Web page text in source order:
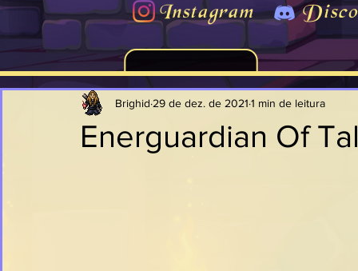
Instagram
Energuardian Of
Brighid 29 de dez. de 2021 1 min de leitura